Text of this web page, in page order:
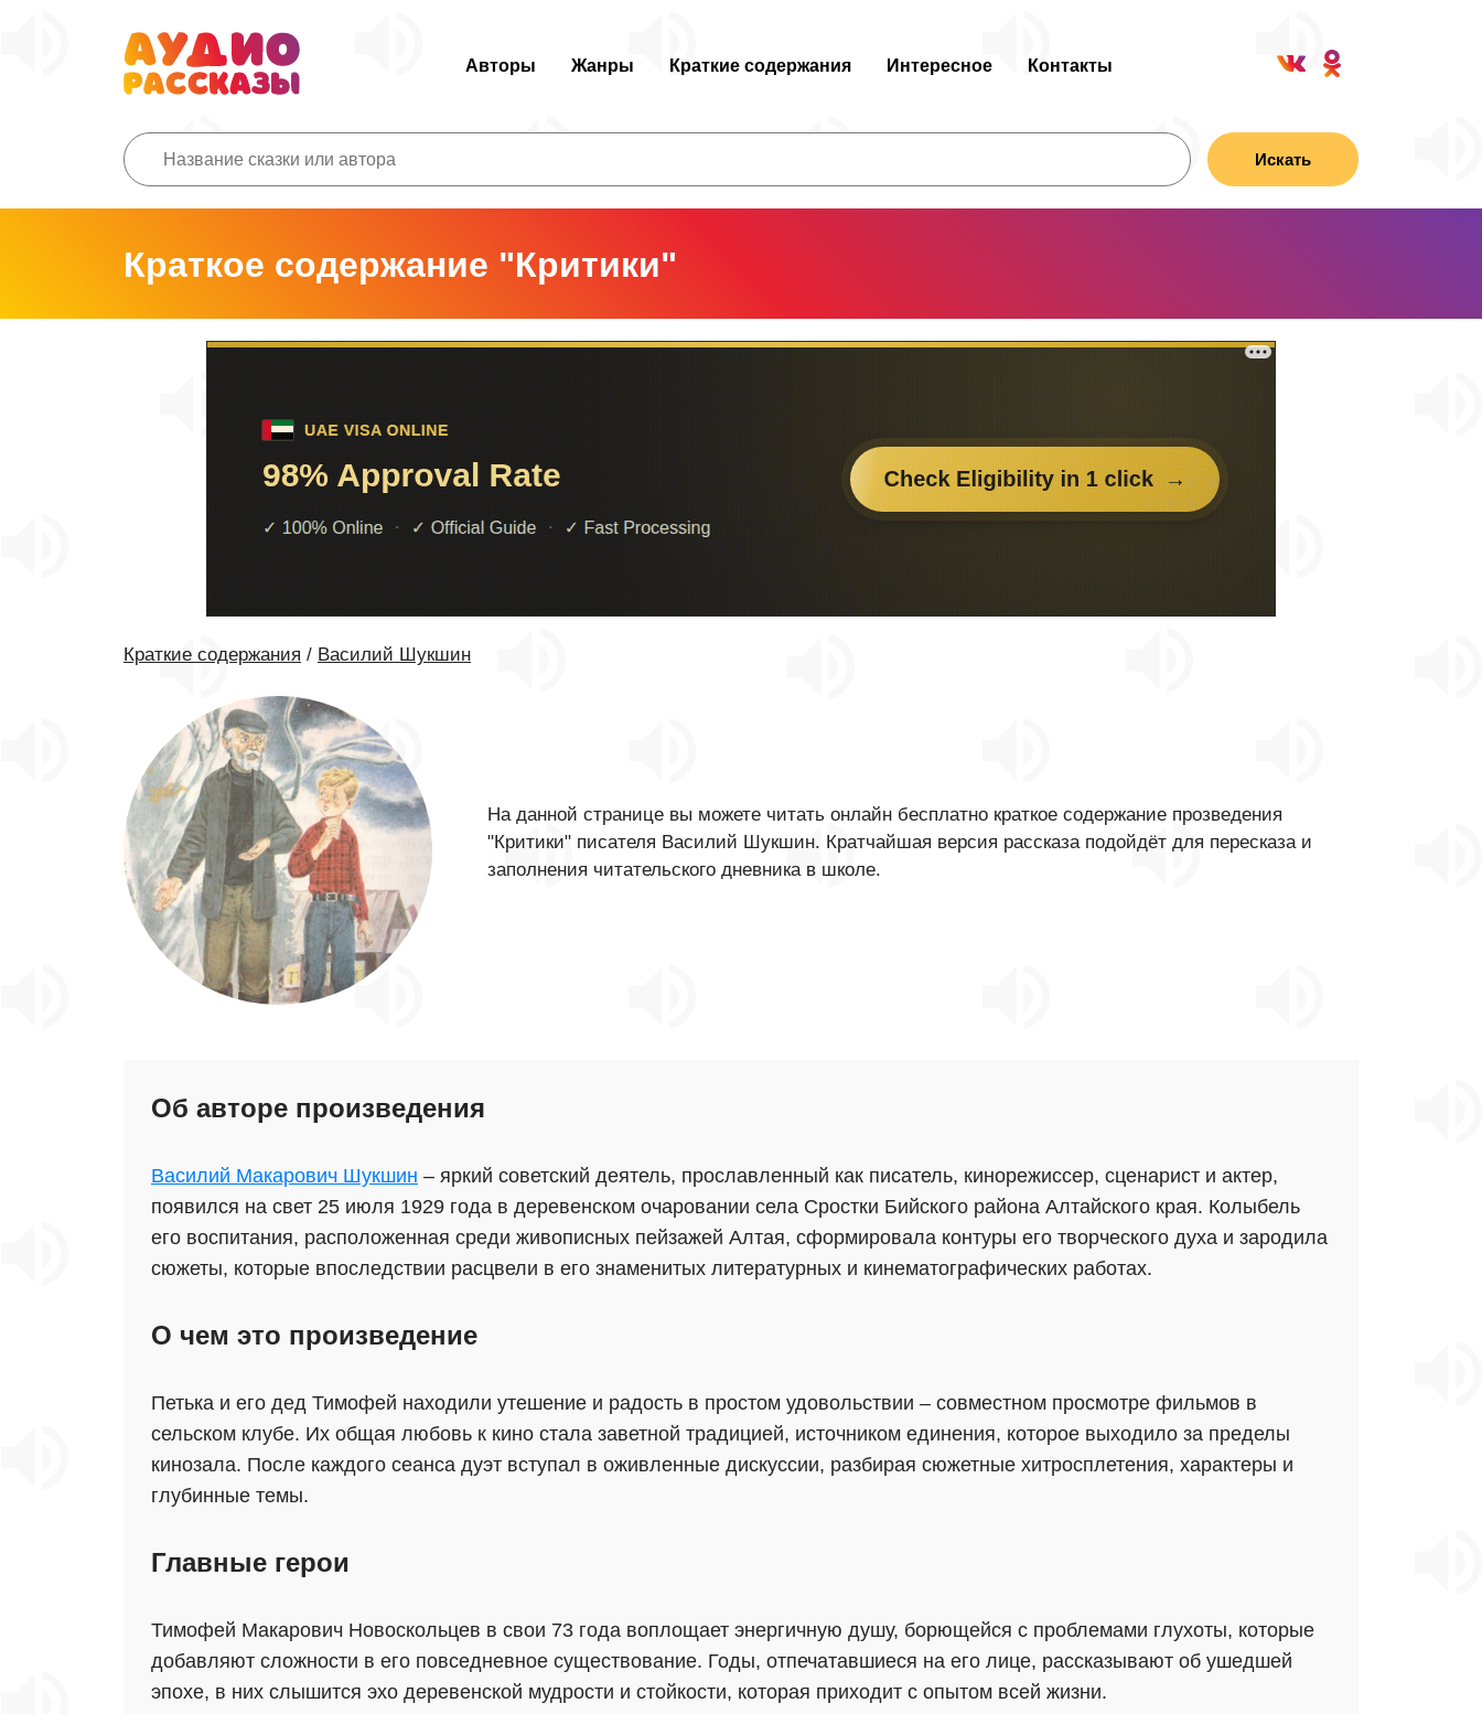
Авторы Жанры Краткие содержания Интересное Контакты
Искать
Краткое содержание "Критики"
Краткие содержания / Василий Шукшин
На данной странице вы можете читать онлайн бесплатно краткое содержание прозведения
"Критики" писателя Василий Шукшин. Кратчайшая версия рассказа подойдёт для пересказа и
заполнения читательского дневника в школе.
Об авторе произведения
Василий Макарович Шукшин – яркий советский деятель, прославленный как писатель, кинорежиссер, сценарист и актер,
появился на свет 25 июля 1929 года в деревенском очаровании села Сростки Бийского района Алтайского края. Колыбель
его воспитания, расположенная среди живописных пейзажей Алтая, сформировала контуры его творческого духа и зародила
сюжеты, которые впоследствии расцвели в его знаменитых литературных и кинематографических работах.
О чем это произведение
Петька и его дед Тимофей находили утешение и радость в простом удовольствии – совместном просмотре фильмов в
сельском клубе. Их общая любовь к кино стала заветной традицией, источником единения, которое выходило за пределы
кинозала. После каждого сеанса дуэт вступал в оживленные дискуссии, разбирая сюжетные хитросплетения, характеры и
глубинные темы.
Главные герои
Тимофей Макарович Новоскольцев в свои 73 года воплощает энергичную душу, борющейся с проблемами глухоты, которые
добавляют сложности в его повседневное существование. Годы, отпечатавшиеся на его лице, рассказывают об ушедшей
эпохе, в них слышится эхо деревенской мудрости и стойкости, которая приходит с опытом всей жизни.